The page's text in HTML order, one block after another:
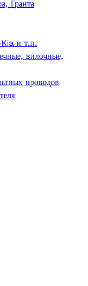
Гранта
Kia и т.п.
вилочные,
проводов